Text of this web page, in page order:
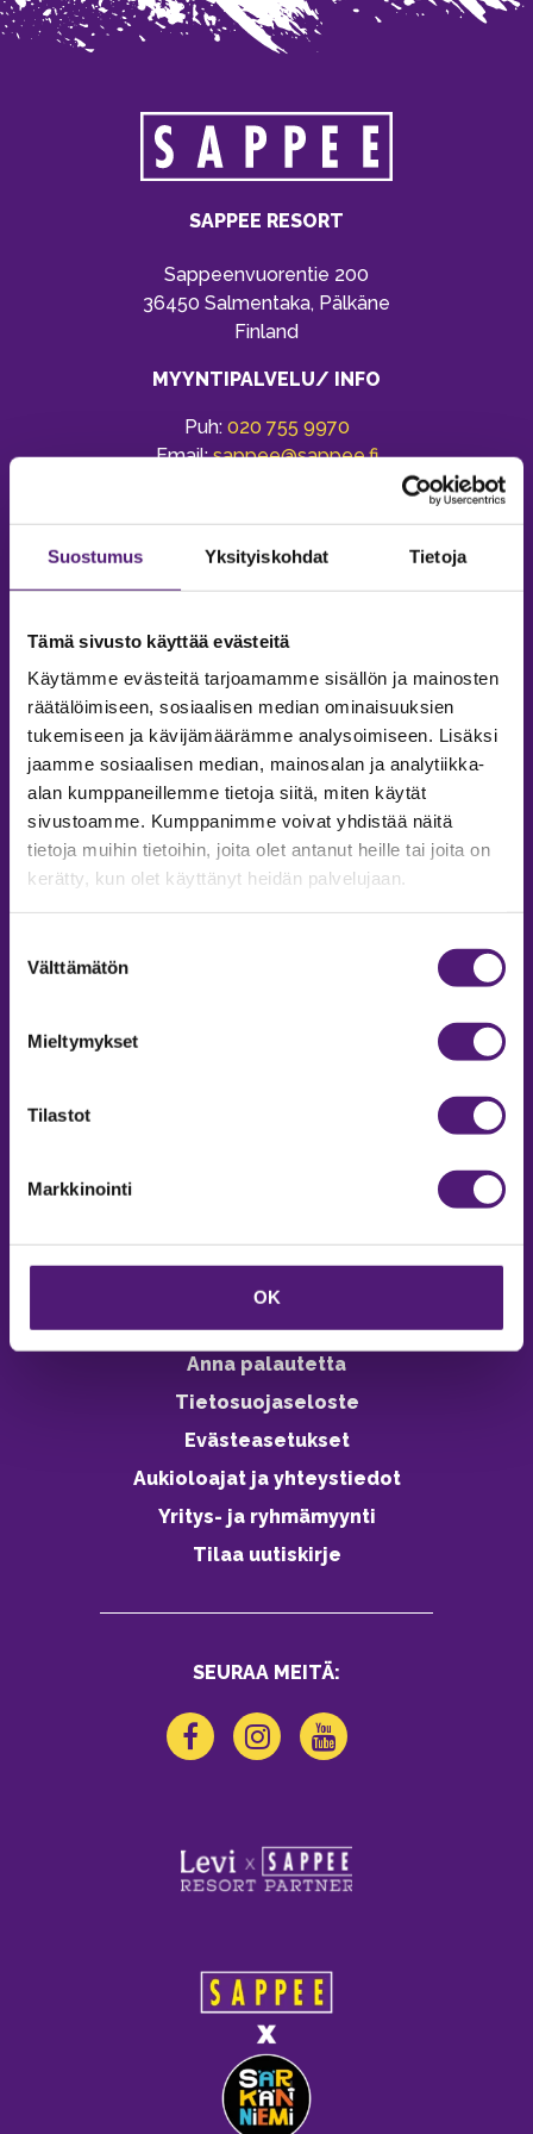
Suostumus Yksityiskohdat Tietoja
Tämä sivusto käyttää evästeitä
Käytämme evästeitä tarjoamamme sisällön ja mainosten
räätälöimiseen, sosiaalisen median ominaisuuksien
tukemiseen ja kävijämäärämme analysoimiseen. Lisäksi
jaamme sosiaalisen median, mainosalan ja analytiikka-
alan kumppaneillemme tietoja siitä, miten käytät
sivustoamme. Kumppanimme voivat yhdistää näitä
tietoja muihin tietoihin, joita olet antanut heille tai joita on
kerätty, kun olet käyttänyt heidän palvelujaan.
valinta
Välttämätön
Mieltymykset
Tilastot
Markkinointi
OK
SAPPEE RESORT
Sappeenvuorentie 200
36450 Salmentaka, Pälkäne
Finland
MYYNTIPALVELU/ INFO
Puh: 020 755 9970
Email:sappee@sappee.fi
MAJOITUS
Tiedustelut & Varaukset
Vastuullisuus
Ympäristöohjelma
Avoimet työpaikat
Anna palautetta
Tietosuojaseloste
Evästeasetukset
Aukioloajat ja yhteystiedot
Yritys- ja ryhmämyynti
Tilaa uutiskirje
SEURAA MEITÄ: